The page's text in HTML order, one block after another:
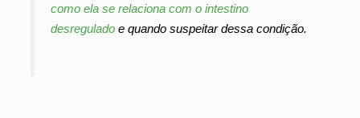
como ela se relaciona com o intestino
desregulado e quando suspeitar dessa condição.